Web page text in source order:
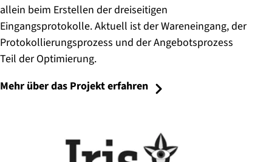
allein beim Erstellen der dreiseitigen
Eingangsprotokolle. Aktuell ist der Wareneingang, der
Protokollierungsprozess und der Angebotsprozess
Teil der Optimierung.
Mehr über das Projekt erfahren